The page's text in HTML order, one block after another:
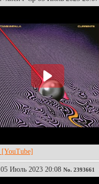
Июль 2023 20:08 No. 2393661